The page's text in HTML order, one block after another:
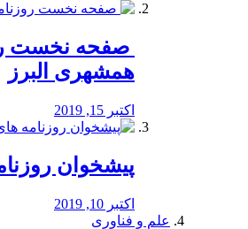
صفحه نخست
همشهری البرز
اکتبر 15, 2019
پیشخوان
اکتبر 10, 2019
علم و فناوری